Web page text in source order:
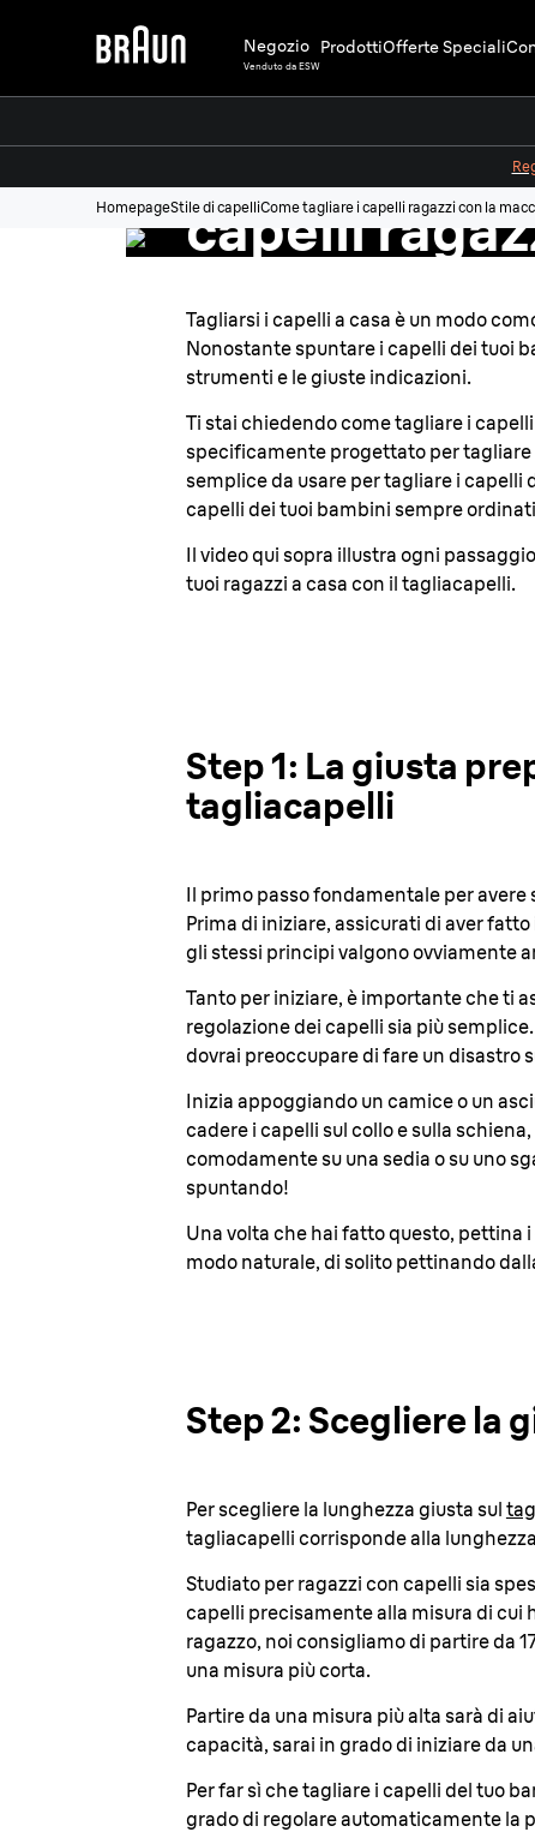
Negozio
Venduto da ESW
ProdottiOfferte Speciali
HomepageStile di capelliCome tagliare i capelli ragazzi con la
Come
capelli
macchinetta
Tagliarsi i capelli a casa è un modo
Nonostante spuntare i capelli dei tuoi
strumenti e le giuste indicazioni.
Ti stai chiedendo come tagliare i
specificamente progettato per tagliare
semplice da usare per tagliare i
capelli dei tuoi bambini sempre
Il video qui sopra illustra ogni
tuoi ragazzi a casa con il tagliacapelli.
Step 1: La giusta
tagliacapelli
Il primo passo fondamentale per avere
Prima di iniziare, assicurati di aver
gli stessi principi valgono ovviamente
Tanto per iniziare, è importante che ti
regolazione dei capelli sia più
dovrai preoccupare di fare un disastro
Inizia appoggiando un camice o un
cadere i capelli sul collo e sulla
comodamente su una sedia o su uno
spuntando!
Una volta che hai fatto questo, pettina
modo naturale, di solito pettinando
Step 2: Scegliere la
Per scegliere la lunghezza giusta sul
tagliacapelli corrisponde alla
Studiato per ragazzi con capelli sia
capelli precisamente alla misura di cui
ragazzo, noi consigliamo di partire da
una misura più corta.
Partire da una misura più alta sarà di
capacità, sarai in grado di iniziare da
Per far sì che tagliare i capelli del tuo
grado di regolare automaticamente la